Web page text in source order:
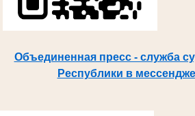
Объединенная пресс - служба
Республики в